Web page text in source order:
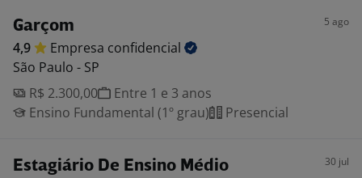
Garçom 5 ago
4,9 Empresa confidencial
São Paulo - SP
R$ 2.300,00
Entre 1 e 3 anos
Ensino Fundamental (1º grau)
Presencial
Estagiário De Ensino Médio 30 jul